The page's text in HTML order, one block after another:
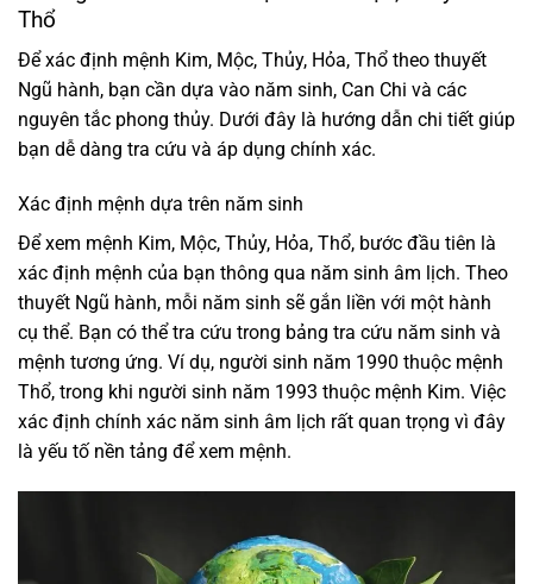
Thổ
Để xác định mệnh Kim, Mộc, Thủy, Hỏa, Thổ theo thuyết
Ngũ hành, bạn cần dựa vào năm sinh, Can Chi và các
nguyên tắc phong thủy. Dưới đây là hướng dẫn chi tiết giúp
bạn dễ dàng tra cứu và áp dụng chính xác.
Xác định mệnh dựa trên năm sinh
Để xem mệnh Kim, Mộc, Thủy, Hỏa, Thổ, bước đầu tiên là
xác định mệnh của bạn thông qua năm sinh âm lịch. Theo
thuyết Ngũ hành, mỗi năm sinh sẽ gắn liền với một hành
cụ thể. Bạn có thể tra cứu trong bảng tra cứu năm sinh và
mệnh tương ứng. Ví dụ, người sinh năm 1990 thuộc mệnh
Thổ, trong khi người sinh năm 1993 thuộc mệnh Kim. Việc
xác định chính xác năm sinh âm lịch rất quan trọng vì đây
là yếu tố nền tảng để xem mệnh.